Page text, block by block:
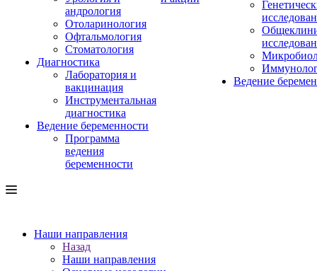
андрология
Отоларинология
Офтальмология
Стоматология
Диагностика
Лаборатория и
вакцинация
Инструментальная
диагностика
Ведение беременности
Программа
ведения
беременности
Ведение
Наши направления
Назад
Наши направления